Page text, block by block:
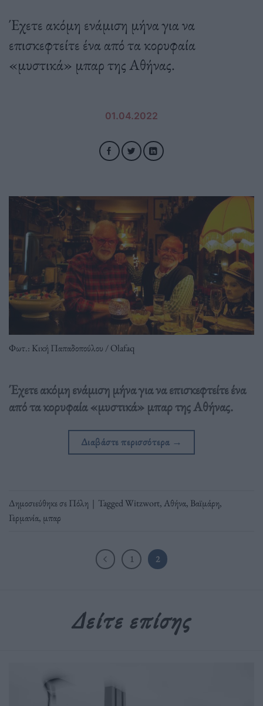
Έχετε ακόμη ενάμιση μήνα για να
επισκεφτείτε ένα από τα κορυφαία
«μυστικά» μπαρ της Αθήνας.
01.04.2022
Φωτ.: Κική Παπαδοπούλου / Οlafaq
Έχετε ακόμη ενάμιση μήνα για να επισκεφτείτε ένα
από τα κορυφαία «μυστικά» μπαρ της Αθήνας.
Διαβάστε περισσότερα →
Δημοσιεύθηκε σεΠόλη | TaggedWitzwort,Αθήνα, Βαϊμάρη,
Γερμανία, μπαρ
1 2
Δείτε επίσης